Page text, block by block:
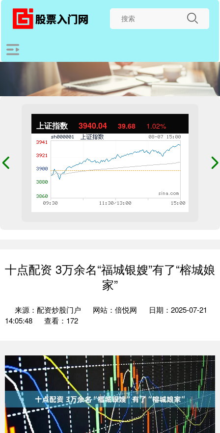
上证指数 3940.04 39.68 1.02%
十点配资 3万余名“福城银嫂”有了“榕城娘
家”
来源：配资炒股门户 网站：倍悦网
日期：2025-07-21
14:05:48
查看：172